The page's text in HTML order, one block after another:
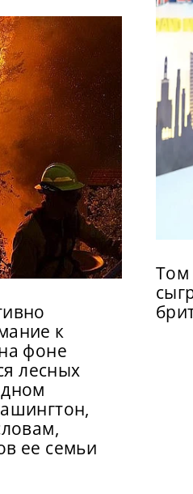
к
фоне
лесных
ее семьи
Том